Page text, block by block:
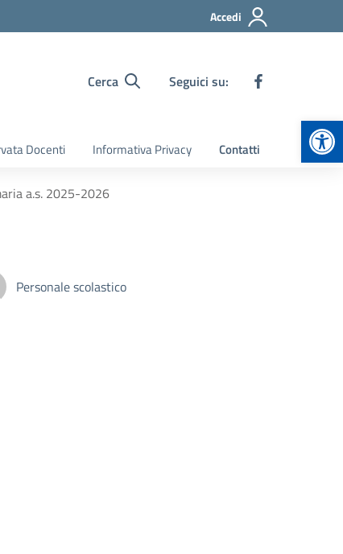
Accedi
Cerca Seguici su:
Docenti Informativa Privacy Contatti
a.s. 2025-2026
Personale scolastico